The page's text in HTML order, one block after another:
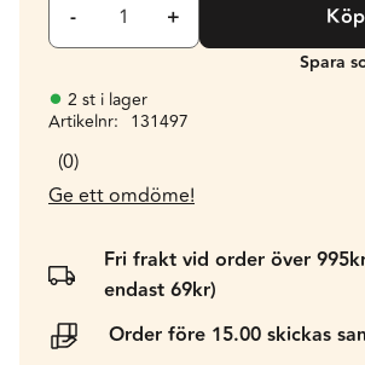
+
- Köp
2 st i lager
Artikelnr
131497
0
Ge ett omdöme!
Fri frakt vid order över
endast 69kr)
Order före 15.00 skickas